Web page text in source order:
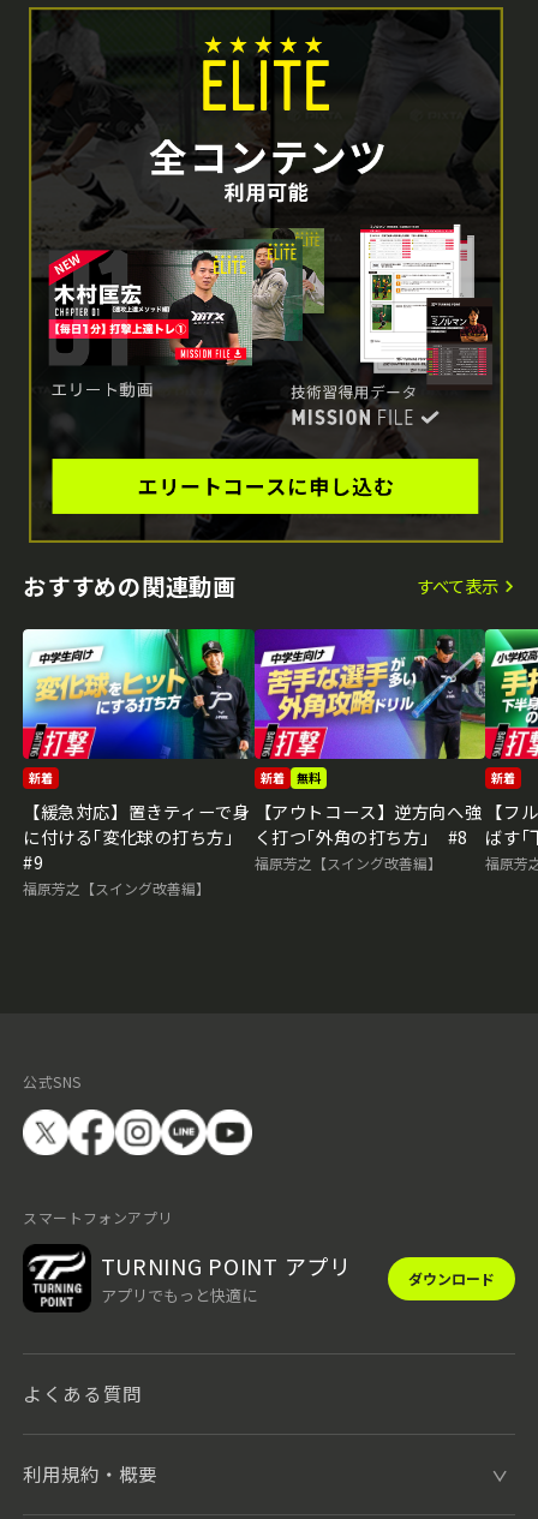
おすすめの関連動画 すべて表示
新着
【緩急対応】置きティーで身
に付ける｢変化球の打ち方｣
#9
福原芳之【スイング改善編】
新着 無料
【アウトコース】逆方向へ強
く打つ｢外角の打ち方｣ #8
福原芳之【スイング改善編】
新着
【フ
ばす
福原芳
公式SNS
スマートフォンアプリ
TURNING POINT アプリ
アプリでもっと快適に
ダウンロード
よくある質問
利用規約・概要